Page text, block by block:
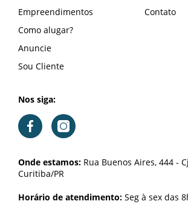
Empreendimentos
Como alugar?
Contato
Anuncie
Sou Cliente
Nos siga:
Onde estamos: Rua Buenos Aires, 444 -
Curitiba/PR
Horário de atendimento: Seg à sex das